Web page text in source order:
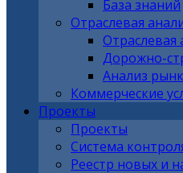
База знаний
Отраслевая
Отраслевая
Дорожно-
Анализ
Коммерческие
Проекты
Проекты
Система
Реестр новых и